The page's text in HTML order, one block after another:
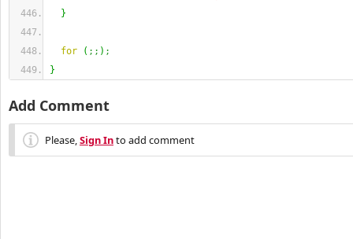
}
for ( ;; ) ;
}
Add Comment
Please,Sign Into add comment